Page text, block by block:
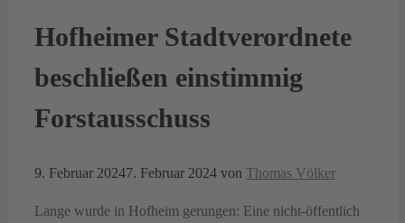
Hofheimer Stadtverordnete
beschließen einstimmig
Forstausschuss
9. Februar 20247. Februar 2024 von Thomas Völker
Lange wurde in Hofheim gerungen: Eine nicht-öffentlich